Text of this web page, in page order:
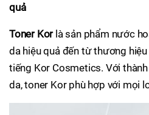
quả
Toner Korlà sản phẩm nước
da hiệu quả đến từ thương
tiếng Kor Cosmetics. Với
da, toner Kor phù hợp với mọi